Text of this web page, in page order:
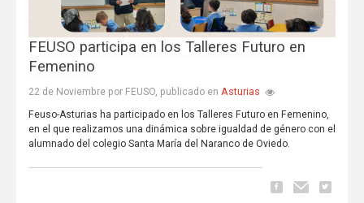
FEUSO participa en los Talleres Futuro en
Femenino
22 de Noviembre por FEUSO, publicado en Asturias
Feuso-Asturias ha participado en los Talleres Futuro en Femenino,
en el que realizamos una dinámica sobre igualdad de género con el
alumnado del colegio Santa María del Naranco de Oviedo.